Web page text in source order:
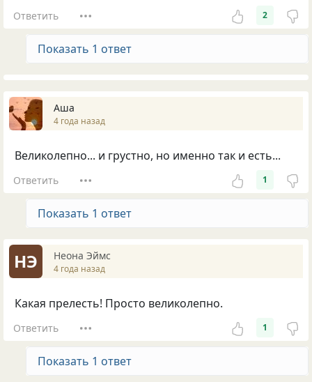
Ответить 2
Показать 1 ответ
Аша
4 года назад
Великолепно... и грустно, но именно так и есть...
Ответить 1
Показать 1 ответ
НЭ Неона Эймс
4 года назад
Какая прелесть! Просто великолепно.
Ответить 1
Показать 1 ответ